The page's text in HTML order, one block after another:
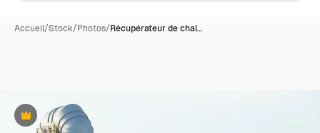
Accueil/Stock/Photos/Récupérateur de chal…
Premium